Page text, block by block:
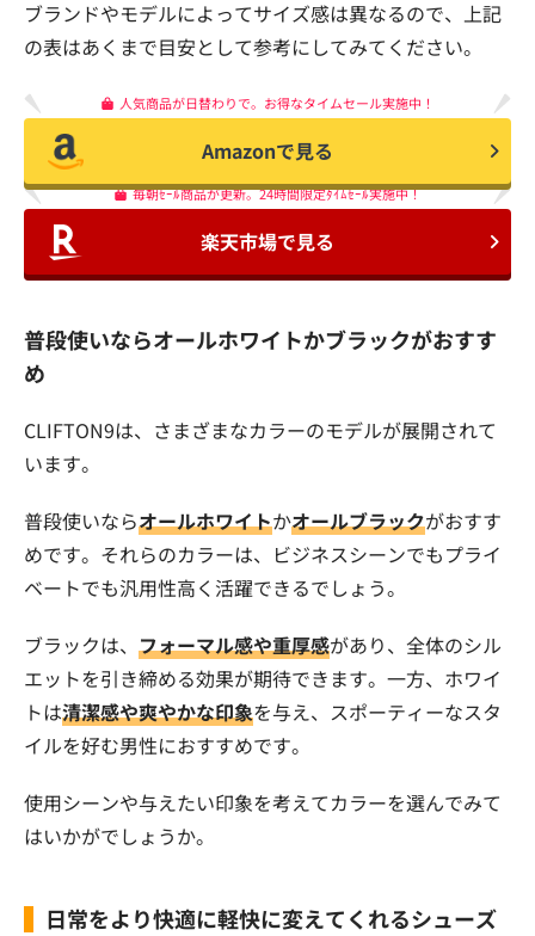
ブランドやモデルによってサイズ感は異なるので、上記
の表はあくまで目安として参考にしてみてください。
人気商品が日替わりで。お得なタイムセール実施中！
Amazonで見る
毎朝ｾｰﾙ商品が更新。24時間限定ﾀｲﾑｾｰﾙ実施中！
楽天市場で見る
普段使いならオールホワイトかブラックがおすす
め
CLIFTON9は、さまざまなカラーのモデルが展開されて
います。
普段使いならオールホワイトかオールブラックがおすす
めです。それらのカラーは、ビジネスシーンでもプライ
ベートでも汎用性高く活躍できるでしょう。
ブラックは、 フォーマル感や重厚感があり、全体のシル
エットを引き締める効果が期待できます。一方、ホワイ
トは清潔感や爽やかな印象を与え、スポーティーなスタ
イルを好む男性におすすめです。
使用シーンや与えたい印象を考えてカラーを選んでみて
はいかがでしょうか。
日常をより快適に軽快に変えてくれるシューズ